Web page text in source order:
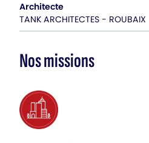
Architecte
TANK ARCHITECTES - ROUBAIX
Nos missions